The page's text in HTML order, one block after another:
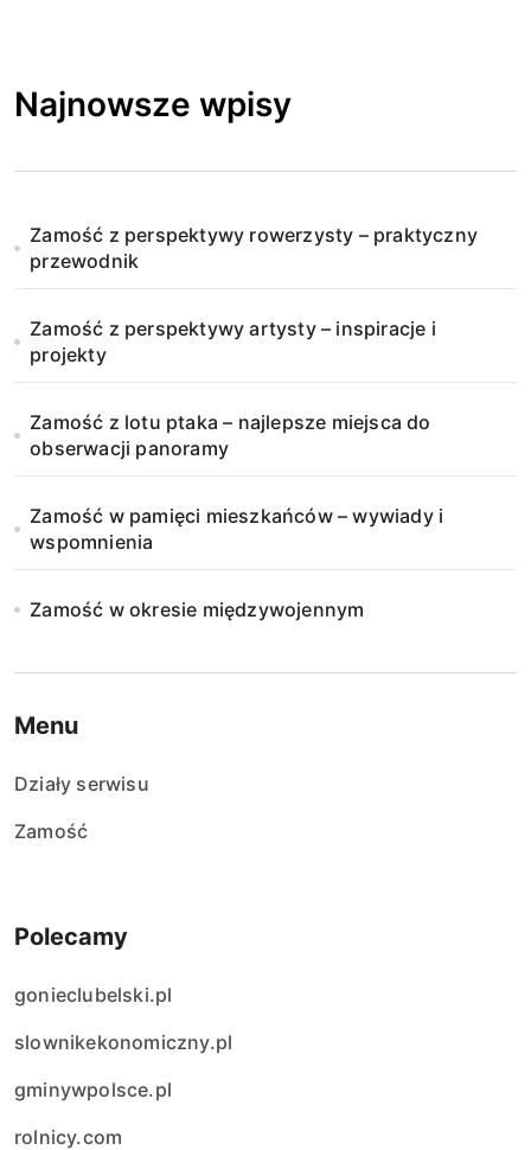
Najnowsze wpisy
Zamość z perspektywy rowerzysty – praktyczny
przewodnik
Zamość z perspektywy artysty – inspiracje i
projekty
Zamość z lotu ptaka – najlepsze miejsca do
obserwacji panoramy
Zamość w pamięci mieszkańców – wywiady i
wspomnienia
Zamość w okresie międzywojennym
Menu
Działy serwisu
Zamość
Polecamy
gonieclubelski.pl
slownikekonomiczny.pl
gminywpolsce.pl
rolnicy.com